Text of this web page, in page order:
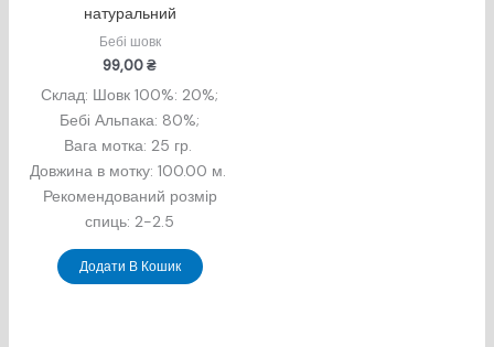
натуральний
Бебі шовк
99,00₴
Склад: Шовк 100%: 20%;
Бебi Альпака: 80%;
Вага мотка: 25 гр.
Довжина в мотку: 100.00 м.
Рекомендований розмір
спиць: 2-2.5
Додати В Кошик